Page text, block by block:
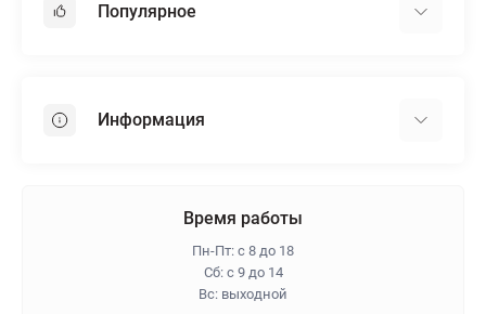
Популярное
Пенопласт
Информация
Время работы
Пн-Пт: с 8 до 18
Сб: с 9 до 14
Вс: выходной